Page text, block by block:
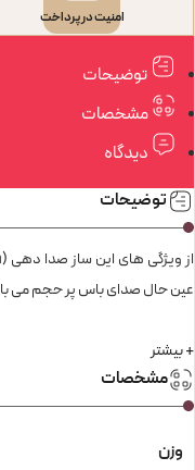
امنیت در پرداخت
توضیحات
مشخصات
دیدگاه
توضیحات
عین حال صدای باس پر حجم می
+ بیشتر
مشخصات
وزن